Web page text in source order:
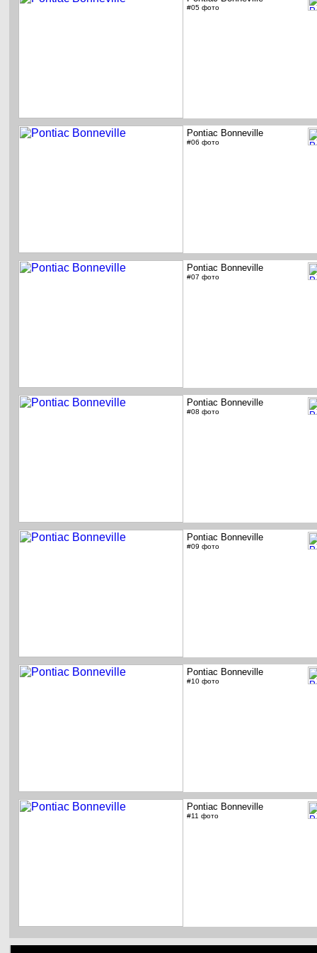
#05 фото
Pontiac Bonneville
#06 фото
Pontiac Bonneville
#07 фото
Pontiac Bonneville
#08 фото
Pontiac Bonneville
#09 фото
Pontiac Bonneville
#10 фото
Pontiac Bonneville
#11 фото